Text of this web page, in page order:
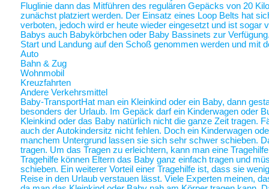
Fluglinie dann das Mitführen des regulären Gepäcks von 20
zunächst platziert werden. Der Einsatz eines Loop Belts hat
verboten, jedoch wird er heute wieder eingesetzt und ist sogar
Babys auch Babykörbchen oder Baby Bassinets zur
Start und Landung auf den Schoß genommen werden und mit
Auto
Bahn & Zug
Wohnmobil
Kreuzfahrten
Andere Verkehrsmittel
Baby-TransportHat man ein Kleinkind oder ein Baby, dann
besonders der Urlaub. Im Gepäck darf ein Kinderwagen oder
Kleinkind oder das Baby natürlich nicht die ganze Zeit tragen.
auch der Autokindersitz nicht fehlen. Doch ein Kinderwagen
manchem Untergrund lassen sie sich sehr schwer schieben.
tragen. Um das Tragen zu erleichtern, kann man eine
Tragehilfe können Eltern das Baby ganz einfach tragen und
schieben. Ein weiterer Vorteil einer Tragehilfe ist, dass sie
Reise in den Urlaub verstauen lässt. Viele Experten meinen,